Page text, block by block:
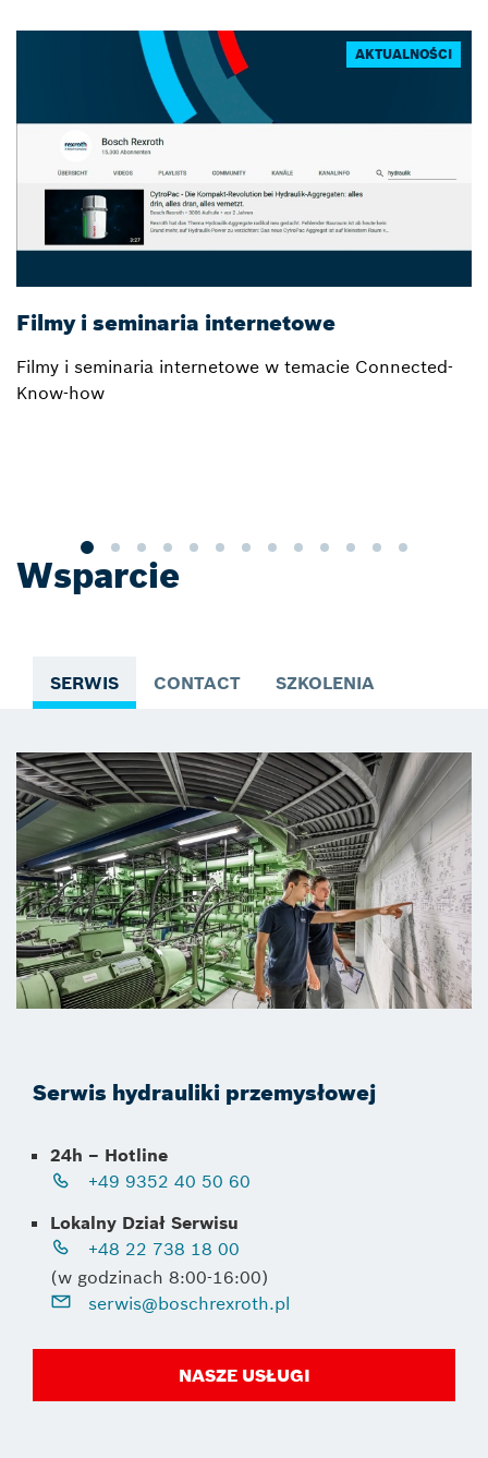
Filmy i seminaria internetowe
Filmy i seminaria internetowe w temacie Connected-
Know-how
AKTUALNOŚCI
Wsparcie
SERWIS CONTACT SZKOLENIA
Serwis hydrauliki przemysłowej
24h – Hotline
+49 9352 40 50 60
Lokalny Dział Serwisu
+48 22 738 18 00
(w godzinach 8:00-16:00)
serwis@boschrexroth.pl
NASZE USŁUGI